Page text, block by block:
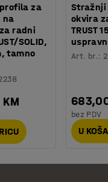
za
na
radni
SOLID,
tamno
Stražnji
okvira
TRUST
Art. br.:
bez PDV
U